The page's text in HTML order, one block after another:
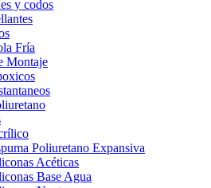
y codos
Fría
Montaje
Poliuretano Expansiva
Acéticas
Base Agua